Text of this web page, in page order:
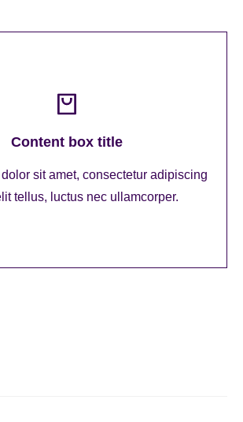
Content box title
sit amet, consectetur adipiscing
tellus, luctus nec ullamcorper.